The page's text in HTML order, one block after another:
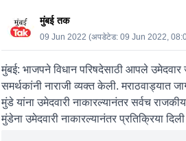
मुंबई तक
09 Jun 2022 (अपडेटेड: 09 Jun 2022,
मुंबई: भाजपने विधान परिषदेसाठी आपले
समर्थकांनी नाराजी व्यक्त केली. मराठवाड्यात
मुंडे यांना उमेदवारी नाकारल्यानंतर सर्वच
मुंडेना उमेदवारी नाकारल्यानंतर प्रतिक्रिया